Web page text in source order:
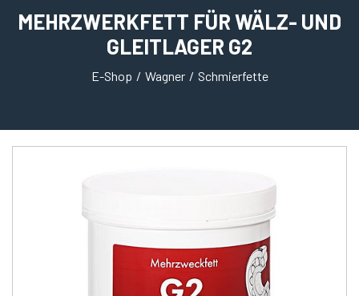
MEHRZWERKFETT FÜR WÄLZ- UND
GLEITLAGER G2
E-Shop Wagner Schmierfette